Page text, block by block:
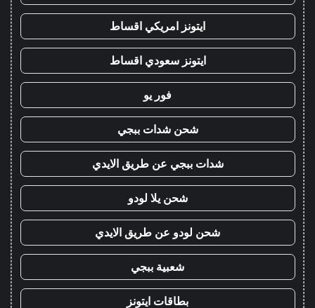
ايتونز امريكي اقساط
ايتونز سعودي اقساط
فور يو
شحن شدات ببجي
شدات ببجي عن طريق الايدي
شحن يلا لودو
شحن لودو عن طريق الايدي
شعبية ببجي
بطاقات ايتونز